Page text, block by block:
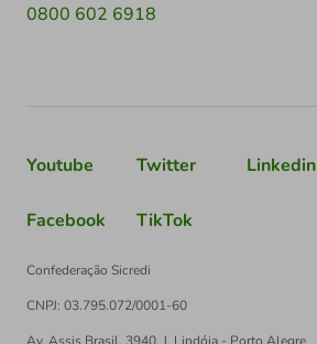
0800 602 6918
Youtube Twitter Linkedin
Facebook TikTok
Confederação Sicredi
CNPJ: 03.795.072/0001-60
Av. Assis Brasil, 3940, J. Lindóia - Porto Alegre